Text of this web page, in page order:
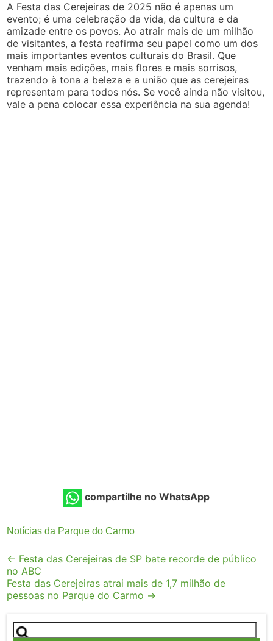
A Festa das Cerejeiras de 2025 não é apenas um
evento; é uma celebração da vida, da cultura e da
amizade entre os povos. Ao atrair mais de um milhão
de visitantes, a festa reafirma seu papel como um dos
mais importantes eventos culturais do Brasil. Que
venham mais edições, mais flores e mais sorrisos,
trazendo à tona a beleza e a união que as cerejeiras
representam para todos nós. Se você ainda não visitou,
vale a pena colocar essa experiência na sua agenda!
compartilhe no WhatsApp
Notícias da Parque do Carmo
Post
navigation
← Festa das Cerejeiras de SP bate recorde de público
no ABC
Festa das Cerejeiras atrai mais de 1,7 milhão de
pessoas no Parque do Carmo →
Pesquisar